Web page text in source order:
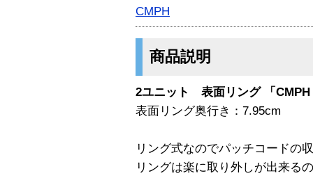
CMPH
商品説明
2ユニット 表面リング 「CMPH
表面リング奥行き：7.95cm
リング式なのでパッチコードの
リングは楽に取り外しが出来る